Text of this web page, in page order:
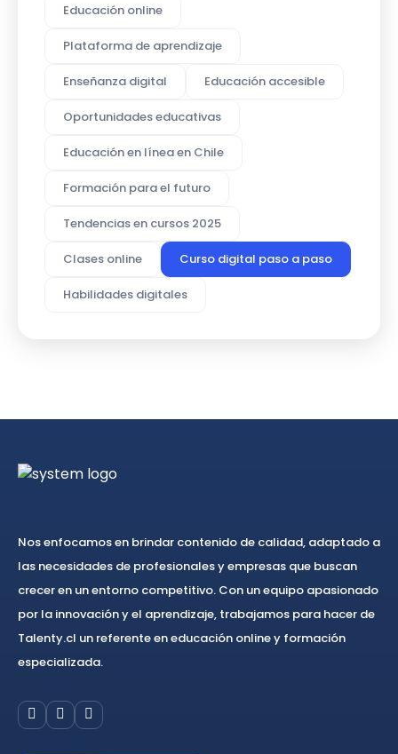
Educación online
Plataforma de aprendizaje
Enseñanza digital Educación accesible
Oportunidades educativas
Educación en línea en Chile
Formación para el futuro
Tendencias en cursos 2025
Clases online Curso digital paso a paso
Habilidades digitales
Nos enfocamos en brindar contenido de calidad, adaptado a
las necesidades de profesionales y empresas que buscan
crecer en un entorno competitivo. Con un equipo apasionado
por la innovación y el aprendizaje, trabajamos para hacer de
Talenty.cl un referente en educación online y formación
especializada.